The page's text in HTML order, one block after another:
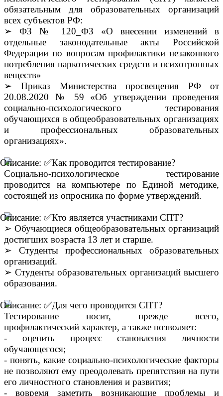
обязательным для образовательных организаций
всех субъектов РФ:
➢ ФЗ № 120_ФЗ «О внесении изменений в
отдельные законодательные акты Российской
Федерации по вопросам профилактики незаконного
потребления наркотических средств и психотропных
веществ»
➢ Приказ Министерства просвещения РФ от
20.08.2020 № 59 «Об утверждении проведения
социально-психологического тестирования
обучающихся в общеобразовательных организациях
и профессиональных образовательных
организациях».
Как проводится тестирование?
Социально-психологическое тестирование
проводится на компьютере по Единой методике,
состоящей из опросника по форме утверждений.
Кто является участниками СПТ?
➢ Обучающиеся общеобразовательных организаций
достигших возраста 13 лет и старше.
➢ Студенты профессиональных образовательных
организаций.
➢ Студенты образовательных организаций высшего
образования.
Для чего проводится СПТ?
Тестирование носит, прежде всего,
профилактический характер, а также позволяет:
- оценить процесс становления личности
обучающегося;
- понять, какие социально-психологические факторы
не позволяют ему преодолевать препятствия на пути
его личностного становления и развития;
- вовремя заметить возникающие проблемы и